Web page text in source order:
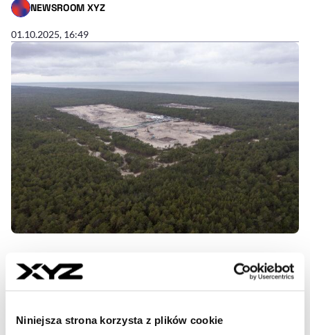
Niniejsza strona korzysta z plików cookie
NEWSROOM XYZ
- AUTOR ARTYKUŁU - PROFIL
01.10.2025, 16:49
Spółka PEJ wystąpiła o pozwolenie
na drugi etap budowy elektrowni